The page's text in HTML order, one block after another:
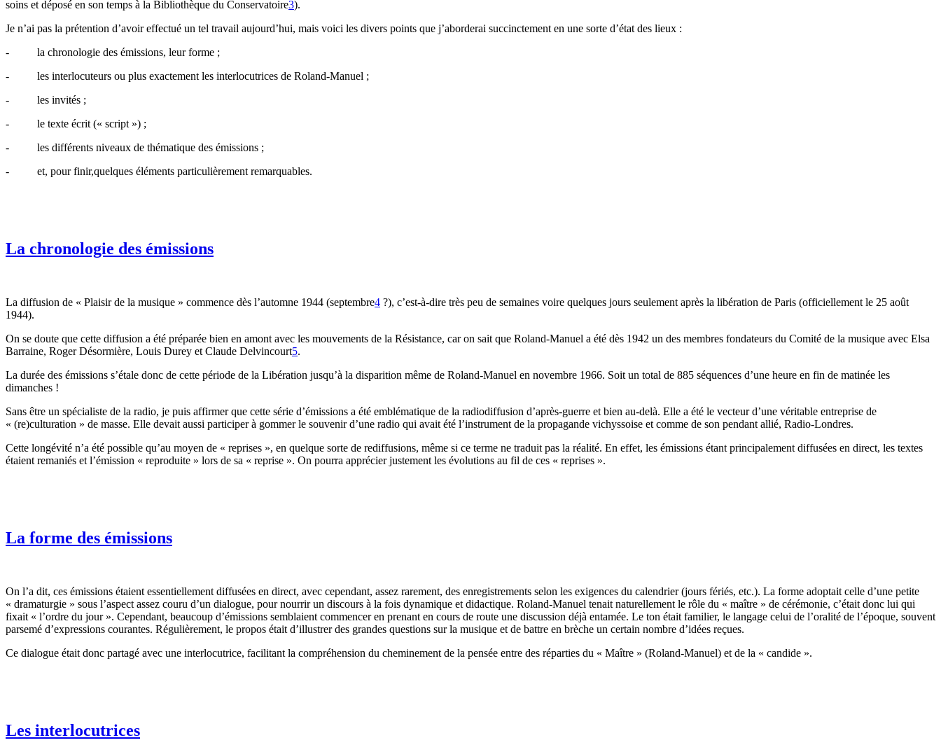
soins et déposé en son temps à la Bibliothèque du Conservatoire3).
Je n’ai pas la prétention d’avoir effectué un tel travail aujourd’hui, mais voici les divers points que j’aborderai succinctement en une sorte d’état des lieux :
- la chronologie des émissions, leur forme ;
- les interlocuteurs ou plus exactement les interlocutrices de Roland-Manuel ;
- les invités ;
- le texte écrit (« script ») ;
- les différents niveaux de thématique des émissions ;
- et, pour finir,quelques éléments particulièrement remarquables.
La chronologie des émissions
La diffusion de « Plaisir de la musique » commence dès l’automne 1944 (septembre4 ?), c’est-à-dire très peu de semaines voire quelques jours seulement après la libération de Paris (officiellement le 25 août
1944).
On se doute que cette diffusion a été préparée bien en amont avec les mouvements de la Résistance, car on sait que Roland-Manuel a été dès 1942 un des membres fondateurs du Comité de la musique avec Elsa
Barraine, Roger Désormière, Louis Durey et Claude Delvincourt5.
La durée des émissions s’étale donc de cette période de la Libération jusqu’à la disparition même de Roland-Manuel en novembre 1966. Soit un total de 885 séquences d’une heure en fin de matinée les
dimanches !
Sans être un spécialiste de la radio, je puis affirmer que cette série d’émissions a été emblématique de la radiodiffusion d’après-guerre et bien au-delà. Elle a été le vecteur d’une véritable entreprise de
« (re)culturation » de masse. Elle devait aussi participer à gommer le souvenir d’une radio qui avait été l’instrument de la propagande vichyssoise et comme de son pendant allié, Radio-Londres.
Cette longévité n’a été possible qu’au moyen de « reprises », en quelque sorte de rediffusions, même si ce terme ne traduit pas la réalité. En effet, les émissions étant principalement diffusées en direct, les textes
étaient remaniés et l’émission « reproduite » lors de sa « reprise ». On pourra apprécier justement les évolutions au fil de ces « reprises ».
La forme des émissions
On l’a dit, ces émissions étaient essentiellement diffusées en direct, avec cependant, assez rarement, des enregistrements selon les exigences du calendrier (jours fériés, etc.). La forme adoptait celle d’une petite
« dramaturgie » sous l’aspect assez couru d’un dialogue, pour nourrir un discours à la fois dynamique et didactique. Roland-Manuel tenait naturellement le rôle du « maître » de cérémonie, c’était donc lui qui
fixait « l’ordre du jour ». Cependant, beaucoup d’émissions semblaient commencer en prenant en cours de route une discussion déjà entamée. Le ton était familier, le langage celui de l’oralité de l’époque, souvent
parsemé d’expressions courantes. Régulièrement, le propos était d’illustrer des grandes questions sur la musique et de battre en brèche un certain nombre d’idées reçues.
Ce dialogue était donc partagé avec une interlocutrice, facilitant la compréhension du cheminement de la pensée entre des réparties du « Maître » (Roland-Manuel) et de la « candide ».
Les interlocutrices